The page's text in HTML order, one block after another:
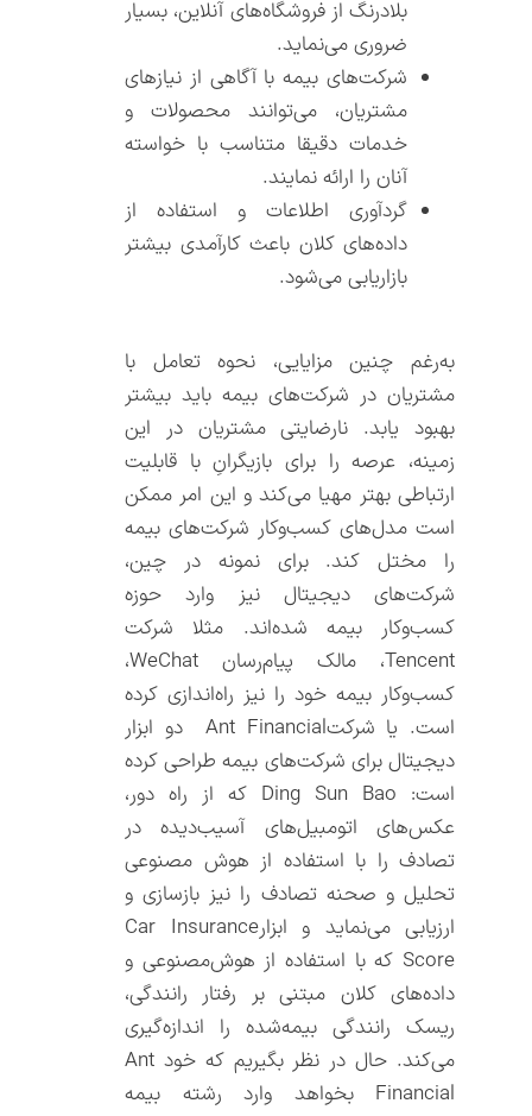
بلادرنگ از فروشگاه‌‌های آنلاین، بسیار
ضروری می‌‌نماید.
شرکت‌‌های بیمه با آگاهی از نیازهای
مشتریان، می‌‌توانند محصولات و
خدمات دقیقا متناسب با خواسته
آنان را ارائه نمایند.
گردآوری اطلاعات و استفاده از
داده‌‌های کلان باعث کارآمدی بیشتر
بازاریابی می‌‌شود.
به‌‌رغم چنین مزایایی، نحوه تعامل با
مشتریان در شرکت‌‌های بیمه باید بیشتر
بهبود یابد. نارضایتی مشتریان در این
زمینه، عرصه را برای بازیگرانِ با قابلیت
ارتباطی بهتر مهیا می‌‌کند و این امر ممکن
است مدل‌‌های کسب‌‌و‌‌کار شرکت‌‌های بیمه
را مختل کند. برای نمونه در چین،
شرکت‌‌های دیجیتال نیز وارد حوزه
کسب‌‌وکار بیمه شده‌‌اند. مثلا شرکت
Tencent، مالک پیام‌‌رسان WeChat،
کسب‌‌و‌‌کار بیمه خود را نیز راه‌‌اندازی کرده
است. یا شرکتAnt Financial دو ابزار
دیجیتال برای شرکت‌‌های بیمه طراحی کرده
است: Ding Sun Bao که از راه دور،
عکس‌‌های اتومبیل‌‌های آسیب‌دیده در
تصادف را با استفاده از هوش مصنوعی
تحلیل و صحنه تصادف را نیز بازسازی و
ارزیابی می‌‌نماید و ابزارCar Insurance
Score که با استفاده از هوش‌‌مصنوعی و
داده‌‌های کلان مبتنی بر رفتار رانندگی،
ریسک رانندگی بیمه‌‌شده را اندازه‌‌گیری
می‌‌کند. حال در نظر بگیریم که خود Ant
Financial بخواهد وارد رشته بیمه